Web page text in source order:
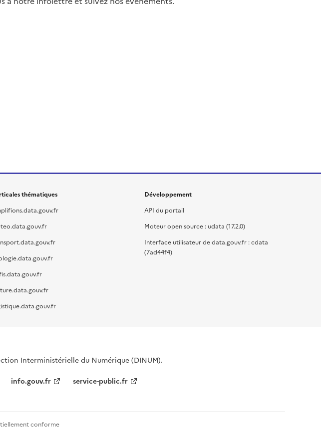
thématiques
Développement
API du portail
Moteur open source : udata (17.2.0)
Interface utilisateur de data.gouv.fr : cdata
(7ad44f4)
Interministérielle du Numérique (DINUM).
info.gouv.fr service-public.fr
conforme